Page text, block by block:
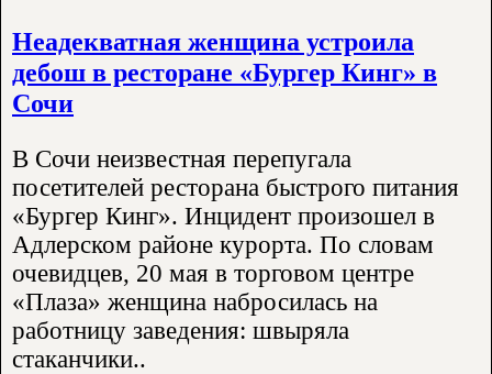
Неадекватная женщина устроила
дебош в ресторане «Бургер Кинг» в
Сочи
В Сочи неизвестная перепугала
посетителей ресторана быстрого питания
«Бургер Кинг». Инцидент произошел в
Адлерском районе курорта. По словам
очевидцев, 20 мая в торговом центре
«Плаза» женщина набросилась на
работницу заведения: швыряла
стаканчики..